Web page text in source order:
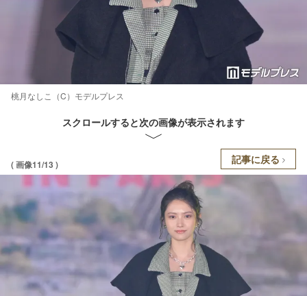
桃月なしこ（C）モデルプレス
スクロールすると次の画像が表示されます
( 画像11/13 ) 記事に戻る